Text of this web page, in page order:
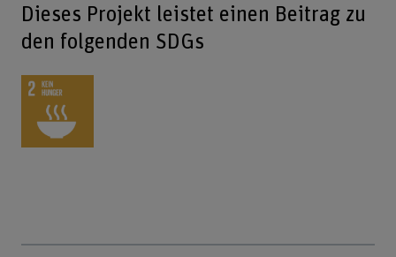
Dieses Projekt leistet einen Beitrag zu
den folgenden SDGs